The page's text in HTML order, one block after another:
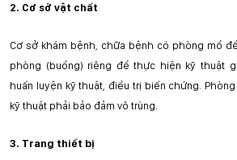
2. Cơ sở vật chất
Cơ sở khám bệnh, chữa bệnh có phòng mổ
phòng (buồng) riêng để thực hiện kỹ thuật
huấn luyện kỹ thuật, điều trị biến chứng.
kỹ thuật phải bảo đảm vô trùng.
3. Trang thiết bị